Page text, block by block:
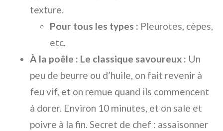
texture.
Pour tous les types : Pleurotes, cèpes,
etc.
À la poêle : Le classique savoureux : Un
peu de beurre ou d’huile, on fait revenir à
feu vif, et on remue quand ils commencent
à dorer. Environ 10 minutes, et on sale et
poivre à la fin. Secret de chef : assaisonner